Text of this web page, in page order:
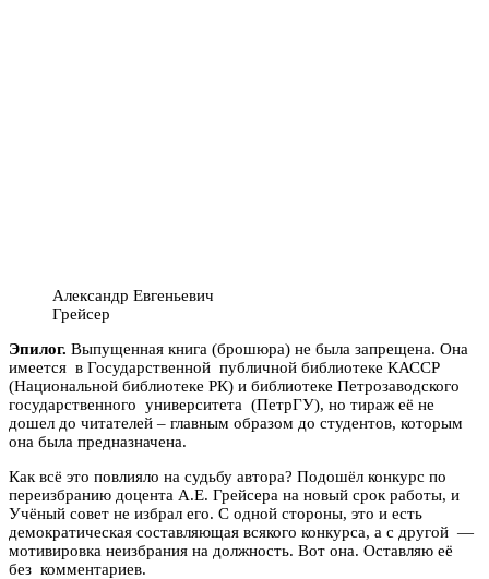
Александр Евгеньевич
Грейсер
Эпилог. Выпущенная книга (брошюра) не была запрещена. Она
имеется в Государственной публичной библиотеке КАССР
(Национальной библиотеке РК) и библиотеке Петрозаводского
государственного университета (ПетрГУ), но тираж её не
дошел до читателей – главным образом до студентов, которым
она была предназначена.
Как всё это повлияло на судьбу автора? Подошёл конкурс по
переизбранию доцента А.Е. Грейсера на новый срок работы, и
Учёный совет не избрал его. С одной стороны, это и есть
демократическая составляющая всякого конкурса, а с другой —
мотивировка неизбрания на должность. Вот она. Оставляю её
без комментариев.